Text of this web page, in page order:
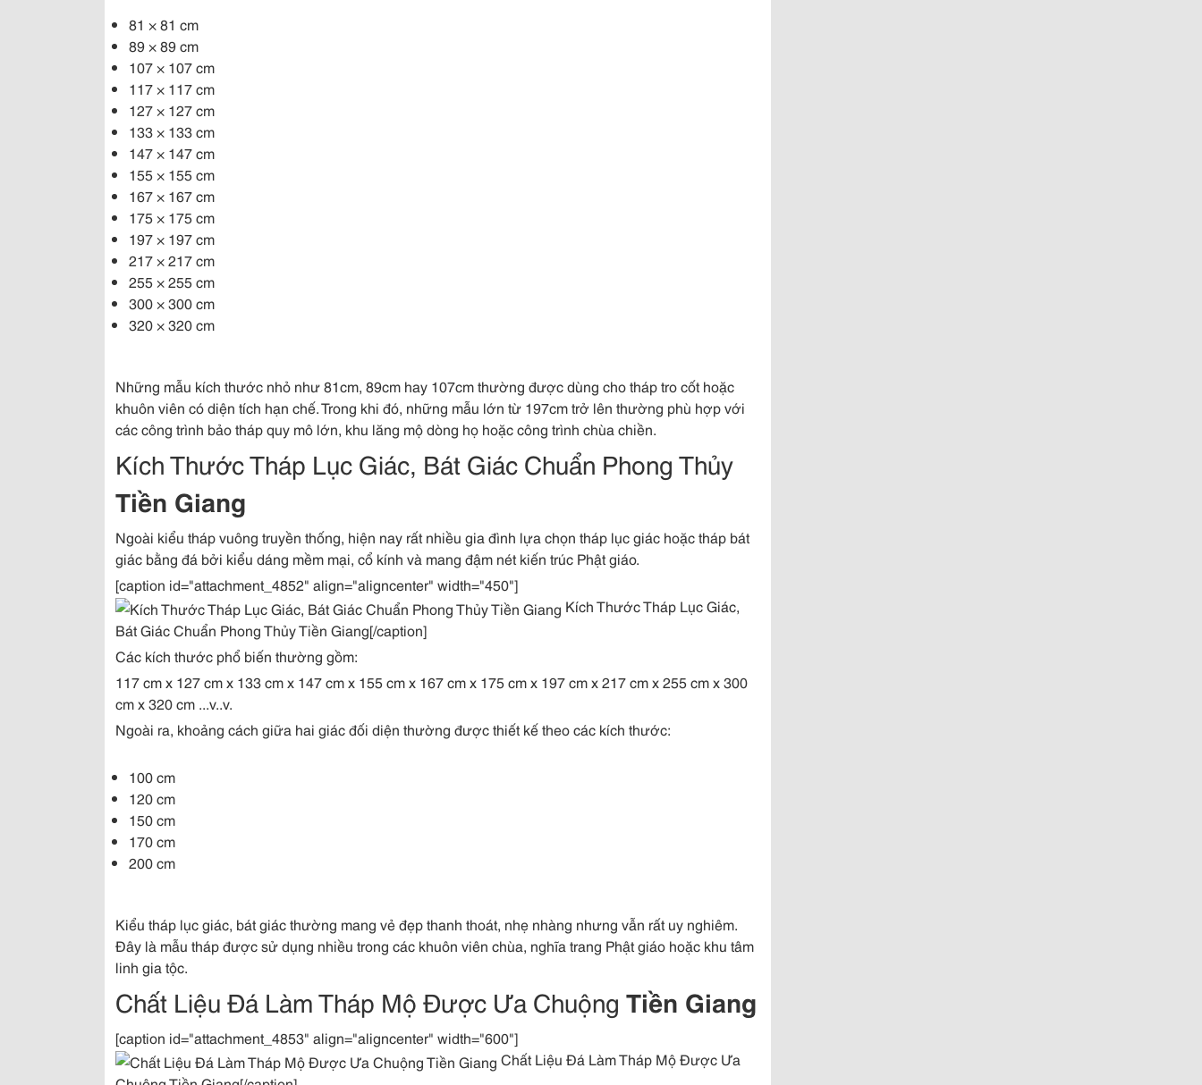
81 × 81 cm
89 × 89 cm
107 × 107 cm
117 × 117 cm
127 × 127 cm
133 × 133 cm
147 × 147 cm
155 × 155 cm
167 × 167 cm
175 × 175 cm
197 × 197 cm
217 × 217 cm
255 × 255 cm
300 × 300 cm
320 × 320 cm
Những mẫu kích thước nhỏ như 81cm, 89cm hay 107cm thường được dùng cho tháp tro cốt hoặc
khuôn viên có diện tích hạn chế. Trong khi đó, những mẫu lớn từ 197cm trở lên thường phù hợp với
các công trình bảo tháp quy mô lớn, khu lăng mộ dòng họ hoặc công trình chùa chiền.
Kích Thước Tháp Lục Giác, Bát Giác Chuẩn Phong Thủy
Tiền Giang
Ngoài kiểu tháp vuông truyền thống, hiện nay rất nhiều gia đình lựa chọn tháp lục giác hoặc tháp bát
giác bằng đá bởi kiểu dáng mềm mại, cổ kính và mang đậm nét kiến trúc Phật giáo.
[caption id="attachment_4852" align="aligncenter" width="450"]
Kích Thước Tháp Lục Giác,
Bát Giác Chuẩn Phong Thủy Tiền Giang[/caption]
Các kích thước phổ biến thường gồm:
117 cm x 127 cm x 133 cm x 147 cm x 155 cm x 167 cm x 175 cm x 197 cm x 217 cm x 255 cm x 300
cm x 320 cm ...v..v.
Ngoài ra, khoảng cách giữa hai giác đối diện thường được thiết kế theo các kích thước:
100 cm
120 cm
150 cm
170 cm
200 cm
Kiểu tháp lục giác, bát giác thường mang vẻ đẹp thanh thoát, nhẹ nhàng nhưng vẫn rất uy nghiêm.
Đây là mẫu tháp được sử dụng nhiều trong các khuôn viên chùa, nghĩa trang Phật giáo hoặc khu tâm
linh gia tộc.
Chất Liệu Đá Làm Tháp Mộ Được Ưa Chuộng Tiền Giang
[caption id="attachment_4853" align="aligncenter" width="600"]
Chất Liệu Đá Làm Tháp Mộ Được Ưa